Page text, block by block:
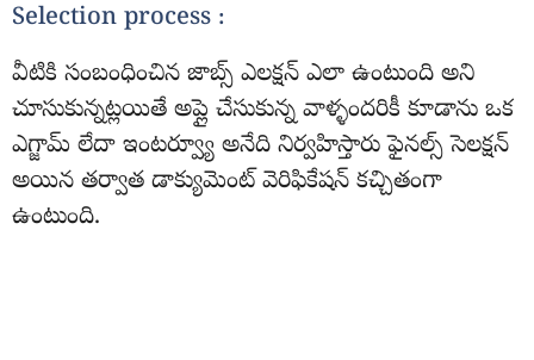
Selection process :
వీటికి సంబంధించిన జాబ్స్ ఎలక్షన్ ఎలా ఉంటుంది అని
చూసుకున్నట్లయితే అప్లై చేసుకున్న వాళ్ళందరికీ కూడాను ఒక
ఎగ్జామ్ లేదా ఇంటర్వ్యూ అనేది నిర్వహిస్తారు ఫైనల్స్ సెలక్షన్
అయిన తర్వాత డాక్యుమెంట్ వెరిఫికేషన్ కచ్చితంగా
ఉంటుంది.